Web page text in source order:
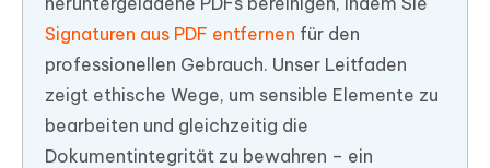
Signaturen aus PDF entfernen für den
professionellen Gebrauch. Unser Leitfaden
zeigt ethische Wege, um sensible Elemente zu
bearbeiten und gleichzeitig die
Dokumentintegrität zu bewahren – ein